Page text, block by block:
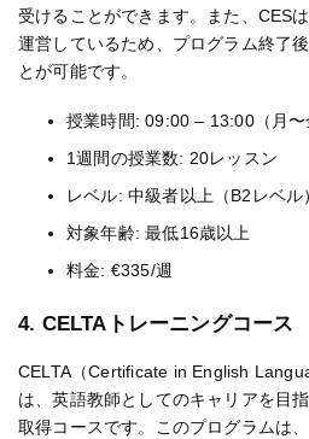
受けることができます。また、CES
運営しているため、プログラム終了
とが可能です​。
授業時間: 09:00 – 13:00（月〜
1週間の授業数: 20レッスン
レベル: 中級者以上（B2レベル
対象年齢: 最低16歳以上
料金: €335/週
4. CELTAトレーニングコース
CELTA（Certificate in English
は、英語教師としてのキャリアを目
取得コースです。このプログラムは